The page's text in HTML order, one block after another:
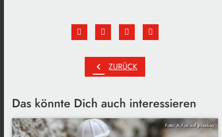
chevron_left ZURÜCK
Das könnte Dich auch interessieren
Foto: A.Fox auf pixabay